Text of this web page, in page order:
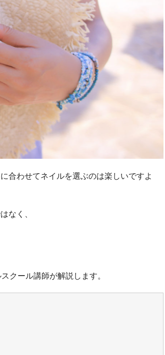
合わせてネイルを選ぶのは楽しいですよ
なく、
クール講師が解説します。